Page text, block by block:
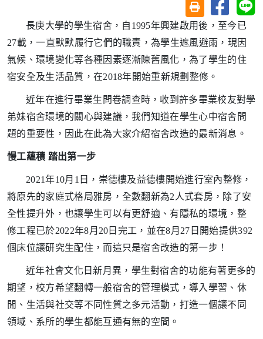
友善列印(另開視
長庚大學的學生宿舍，自1995年興建啟用後，至今已
27載，一直默默履行它們的職責，為學生遮風避雨，現因
氣候、環境變化等各種因素逐漸陳舊風化，為了學生的住
宿安全及生活品質，在2018年開始重新規劃整修。
近年在進行畢業生問卷調查時，收到許多畢業校友對學
弟妹宿舍環境的關心與建議，我們知道在學生心中宿舍問
題的重要性，因此在此為大家介紹宿舍改造的最新消息。
慢工蘊積 踏出第一步
2021年10月1日，崇德樓及益德樓開始進行室內整修，
將原先的家庭式格局雅房，全數翻新為2人式套房，除了安
全性提升外，也讓學生可以有更舒適、有隱私的環境，整
修工程已於2022年8月20日完工，並在8月27日開始提供392
個床位讓研究生配住，而這只是宿舍改造的第一步！
近年社會文化日新月異，學生對宿舍的功能有著更多的
期望，校方希望翻轉一般宿舍的管理模式，導入學習、休
閒、生活與社交等不同性質之多元活動，打造一個讓不同
領域、系所的學生都能互通有無的空間。